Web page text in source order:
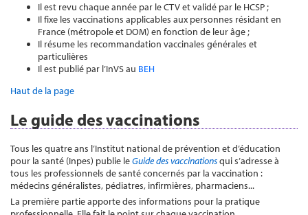
Il est revu chaque année par le CTV et validé par le HCSP ;
Il fixe les vaccinations applicables aux personnes résidant en
France (métropole et DOM) en fonction de leur âge ;
Il résume les recommandation vaccinales générales et
particulières
Il est publié par l’InVS au BEH
Haut de la page
Le guide des vaccinations
Tous les quatre ans l’Institut national de prévention et d’éducation
pour la santé (Inpes) publie leGuide des vaccinationsqui s’adresse à
tous les professionnels de santé concernés par la vaccination :
médecins généralistes, pédiatres, infirmières, pharmaciens...
La première partie apporte des informations pour la pratique